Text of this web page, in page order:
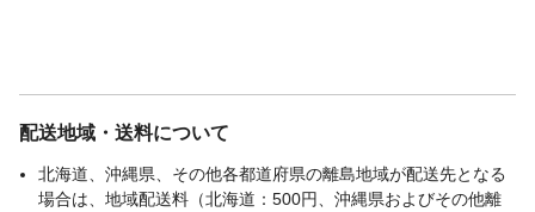
配送地域・送料について
北海道、沖縄県、その他各都道府県の離島地域が配送先となる
場合は、地域配送料（北海道：500円、沖縄県およびその他離